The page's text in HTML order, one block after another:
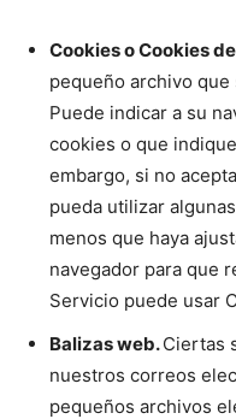
Cookies o Cookies
pequeño archivo
Puede indicar a su
cookies o que
embargo, si no
pueda utilizar
menos que haya
navegador para que
Servicio puede usar
Balizas web.Ciertas
nuestros correos
pequeños archivos